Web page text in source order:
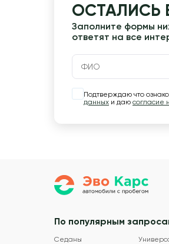
ОСТАЛИСЬ
Заполните формы
ответят на все
Подтверждаю что
данных и даю согласие
По популярным
Седаны